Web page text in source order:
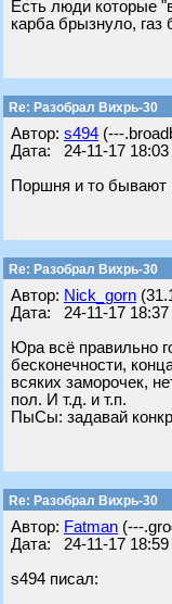
Есть люди которые
карба брызнуло, газ
Re: Разобрал Вихрь-30
Автор: s494 (---
Дата: 24-11-17 18:03
Поршня и то бывают
Re: Разобрал Вихрь-30
Автор: Nick_gorn
Дата: 24-11-17 18:37
Юра всё правильно
бесконечности,
всяких заморочек,
пол. И т.д. и т.п.
ПыСы: задавай
Re: Разобрал Вихрь-30
Автор: Fatman (---
Дата: 24-11-17 18:59
s494 писал: